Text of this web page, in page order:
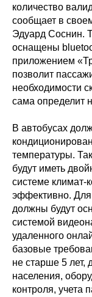
количество
сообщает в
Эдуард Соснин.
оснащены
приложением
позволит
необходимости
сама определит
В автобусах
температуры.
будут иметь
системе климат-
эффективно. Для
должны будут
системой
удаленного
базовые
не старше 5 лет,
населения,
контроля, учета